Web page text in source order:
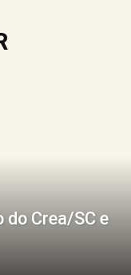
Crea/SC e